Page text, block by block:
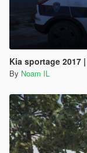
By Noam IL